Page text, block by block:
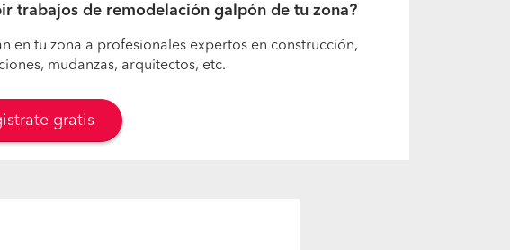
trabajos de remodelación galpón de tu zona?
en tu zona a profesionales expertos en construcción,
mudanzas, arquitectos, etc.
gratis